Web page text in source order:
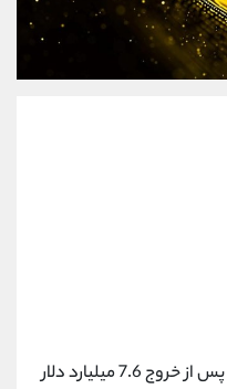
داده های آنچین نشان می دهد که پس از خروج 7.6 میلیارد دلار
09304891085
شروع گفتگو
@Armteam_admin_103
021-22021030